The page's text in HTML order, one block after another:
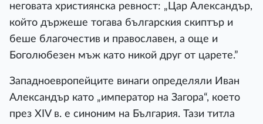
неговата християнска ревност: „Цар Александър,
който държеше тогава българския скиптър и
беше благочестив и православен, а още и
Боголюбезен мъж като никой друг от царете.”
Западноевропейците винаги определяли Иван
Александър като „император на Загора“, което
през ХІV в. е синоним на България. Тази титла